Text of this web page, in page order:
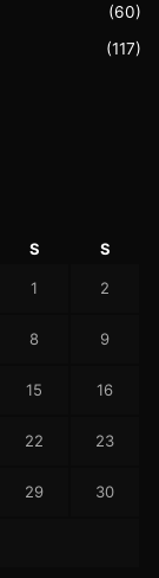
(60)
(117)
S S
1 2
8 9
15 16
22 23
29 30